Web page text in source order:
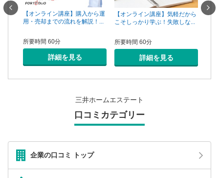
手は
【オンライン講座】購入から運
用・売却までの流れを解説！...
所要時間 60分
詳細を見る
【オンライン講座】気軽だから
こそしっかり学ぶ！失敗しな...
所要時間 60分
詳細を見る
【オ
三井ホームエステート
口コミカテゴリー
企業の口コミ トップ